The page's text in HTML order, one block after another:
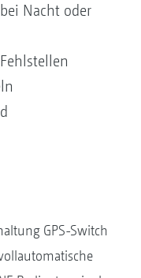
Nacht oder
GPS-Switch